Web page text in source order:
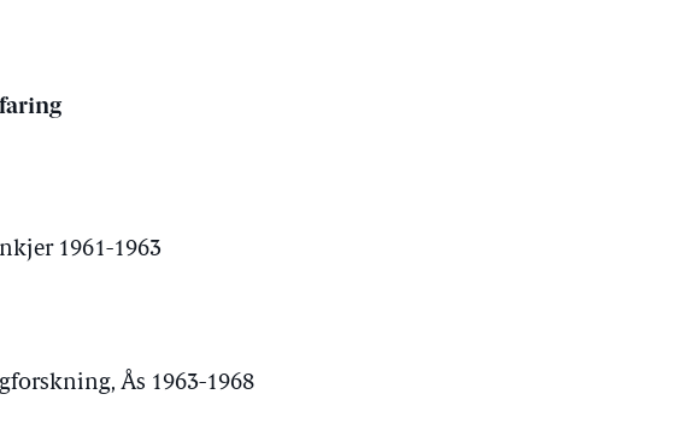
1961-1963
Ås 1963-1968